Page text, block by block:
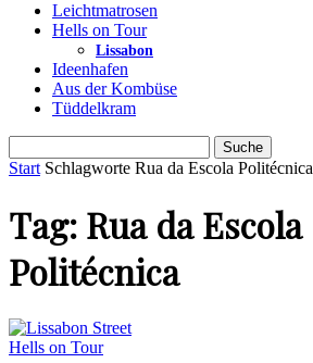
Leichtmatrosen
Hells on Tour
Lissabon
Ideenhafen
Aus der Kombüse
Tüddelkram
Start Schlagworte Rua da Escola Politécnica
Tag: Rua da Escola
Politécnica
Hells on Tour